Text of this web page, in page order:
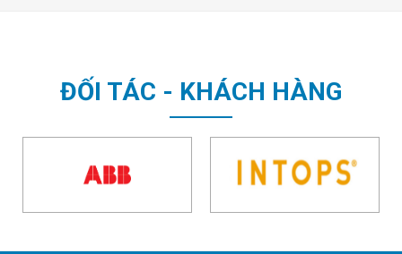
ĐỐI TÁC - KHÁCH HÀNG